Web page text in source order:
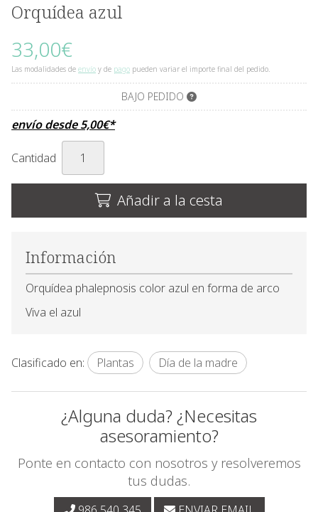
Orquídea azul
33,00€
Las modalidades de envío y de pago pueden variar el importe final del pedido.
BAJO PEDIDO
envío desde5,00€*
Cantidad
Añadir a la cesta
Información
Orquídea phalepnosis color azul en forma de arco
Viva el azul
Clasificado en: Plantas Día de la madre
¿Alguna duda? ¿Necesitas
asesoramiento?
Ponte en contacto con nosotros y resolveremos
tus dudas.